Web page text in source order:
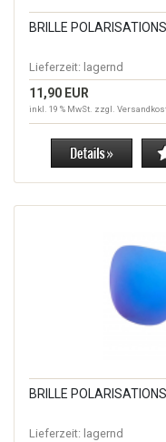
BRILLE
Lieferzeit: lagernd
11,90 EUR
inkl. 19 % MwSt. zzgl.
BRILLE
Lieferzeit: lagernd